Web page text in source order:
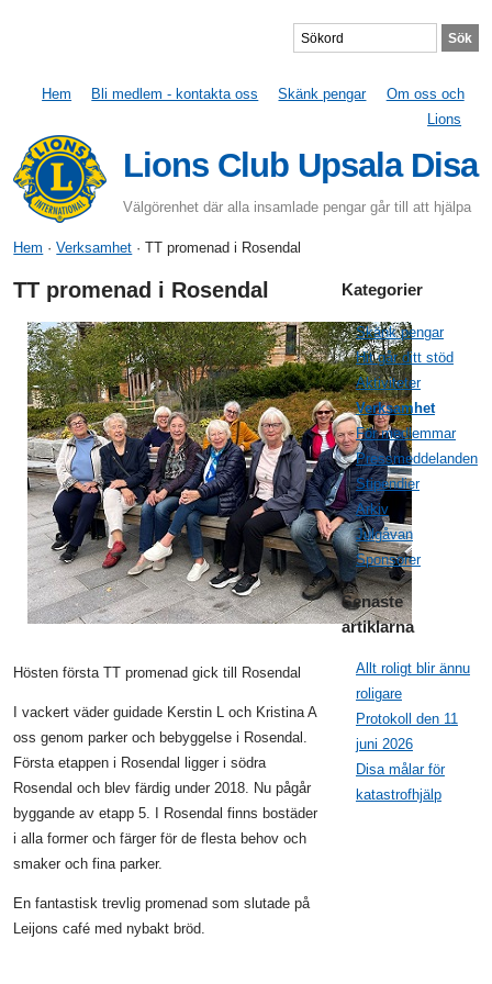
Hem Bli medlem - kontakta oss Skänk pengar
Om oss och
Lions
Lions Club Upsala Disa
Välgörenhet där alla insamlade pengar går till att hjälpa
Hem ·Verksamhet · TT promenad i Rosendal
TT promenad i Rosendal
Hösten första TT promenad gick till Rosendal
I vackert väder guidade Kerstin L och Kristina A
oss genom parker och bebyggelse i Rosendal.
Första etappen i Rosendal ligger i södra
Rosendal och blev färdig under 2018. Nu pågår
byggande av etapp 5. I Rosendal finns bostäder
i alla former och färger för de flesta behov och
smaker och fina parker.
En fantastisk trevlig promenad som slutade på
Leijons café med nybakt bröd.
Kategorier
Skänk pengar
Hit går ditt stöd
Aktiviteter
Verksamhet
För medlemmar
Pressmeddelanden
Stipendier
Arkiv
Julgåvan
Sponsorer
Senaste
artiklarna
Allt roligt blir ännu
roligare
Protokoll den 11
juni 2026
Disa målar för
katastrofhjälp